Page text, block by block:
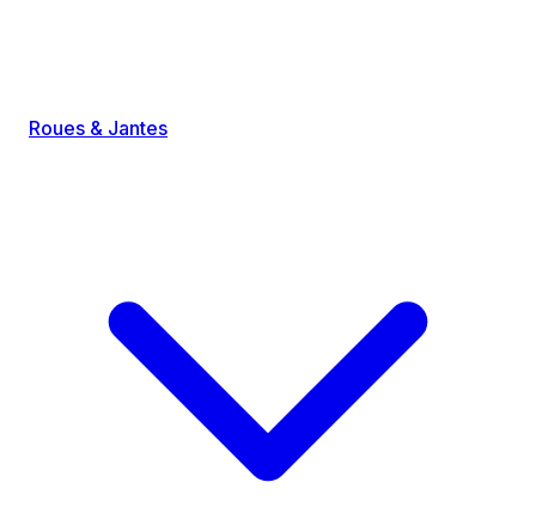
Roues & Jantes